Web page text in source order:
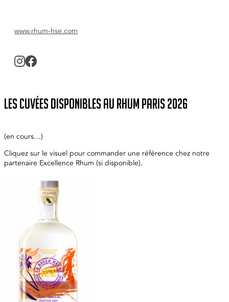
www.rhum-hse.com
Les cuvées disponibles au Rhum Paris 2026
(en cours…)
Cliquez sur le visuel pour commander une référence chez notre
partenaire Excellence Rhum (si disponible).